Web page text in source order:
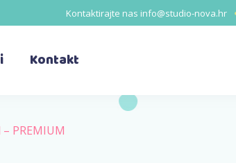
Kontaktirajte nas info@studio-nova.hr
Kontakt
PREMIUM